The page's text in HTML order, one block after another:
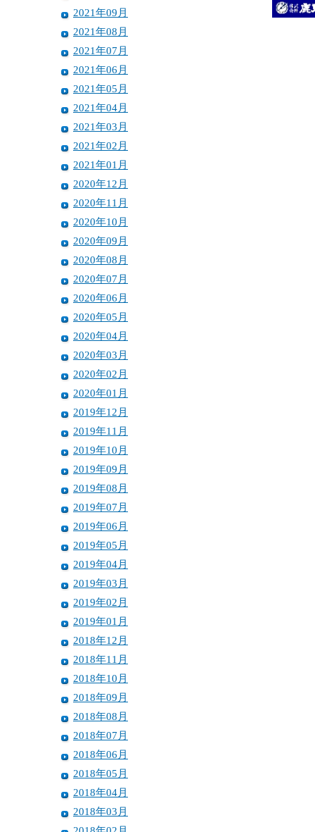
2021年09月
2021年08月
2021年07月
2021年06月
2021年05月
2021年04月
2021年03月
2021年02月
2021年01月
2020年12月
2020年11月
2020年10月
2020年09月
2020年08月
2020年07月
2020年06月
2020年05月
2020年04月
2020年03月
2020年02月
2020年01月
2019年12月
2019年11月
2019年10月
2019年09月
2019年08月
2019年07月
2019年06月
2019年05月
2019年04月
2019年03月
2019年02月
2019年01月
2018年12月
2018年11月
2018年10月
2018年09月
2018年08月
2018年07月
2018年06月
2018年05月
2018年04月
2018年03月